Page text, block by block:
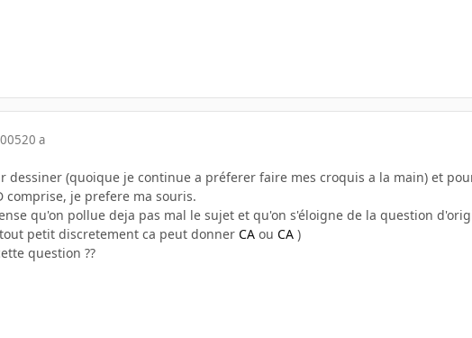
20 a
dessiner (quoique je continue a préferer faire mes croquis a la main) et
comprise, je prefere ma souris.
qu'on pollue deja pas mal le sujet et qu'on s'éloigne de la question
petit discretement ca peut donner CA ou CA )
question ??